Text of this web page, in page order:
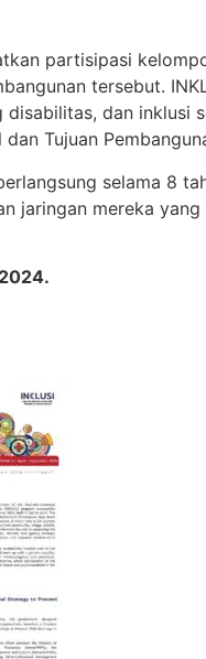
partisipasi
tersebut.
dan inklusi
Tujuan
selama 8
jaringan mereka